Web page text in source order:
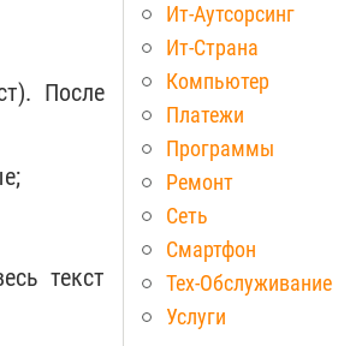
После
текст
Ит-Аутсорсинг
Ит-Страна
Компьютер
Платежи
Программы
Ремонт
Сеть
Смартфон
Тех-Обслуживание
Услуги